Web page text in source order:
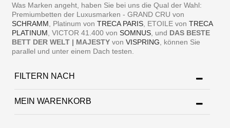
Was Marken angeht, haben Sie bei uns die Qual der Wahl:
Premiumbetten der Luxusmarken - GRAND CRU von
SCHRAMM , Platinum vonTRECA PARIS , ETOILE vonTRECA
PLATINUM , VICTOR 41.400 vonSOMNUS , und DAS BESTE
BETT DER WELT | MAJESTYvonVISPRING , können Sie
parallel und unter einem Dach testen.
FILTERN NACH
MEIN WARENKORB